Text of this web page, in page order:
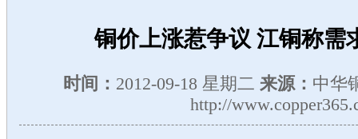
铜价上涨惹争议 江铜称需
时间： 2012-09-18 星期二 来源： 中华
http://